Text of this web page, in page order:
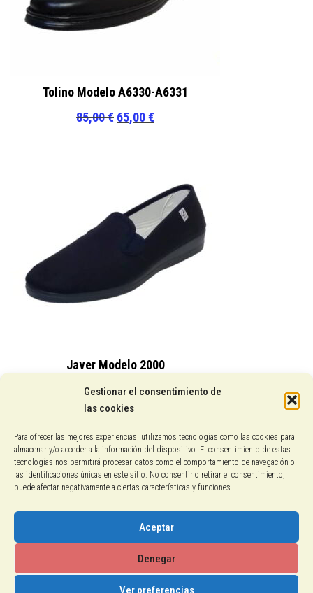
Gestionar el consentimiento de
las cookies
Para ofrecer las mejores experiencias, utilizamos tecnologías como las cookies para
almacenar y/o acceder a la información del dispositivo. El consentimiento de estas
tecnologías nos permitirá procesar datos como el comportamiento de navegación o
las identificaciones únicas en este sitio. No consentir o retirar el consentimiento,
puede afectar negativamente a ciertas características y funciones.
Aceptar
Denegar
Ver preferencias
Tolino Modelo A6330-A6331
85,00€ El
85,00 €.
65,00€
65,00 €.
Javer Modelo 2000
15,25€
Conocenos
Pagos con PayPal